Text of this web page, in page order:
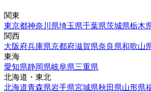
関東
東京都神奈川県埼玉県千葉県茨城県栃木
関西
大阪府兵庫県京都府滋賀県奈良県和歌山
東海
愛知県静岡県岐阜県三重県
北海道・東北
北海道青森県岩手県宮城県秋田県山形県